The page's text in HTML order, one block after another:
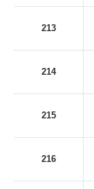
213
214
215
216